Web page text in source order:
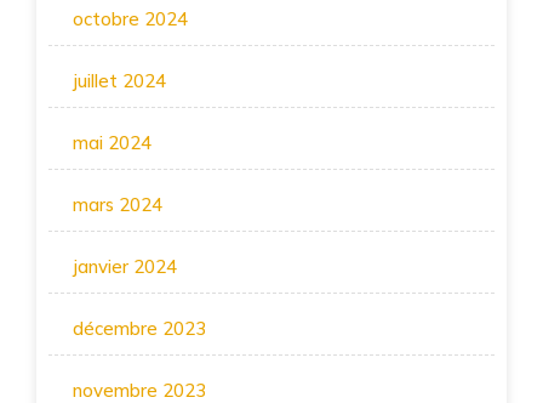
octobre 2024
juillet 2024
mai 2024
mars 2024
janvier 2024
décembre 2023
novembre 2023